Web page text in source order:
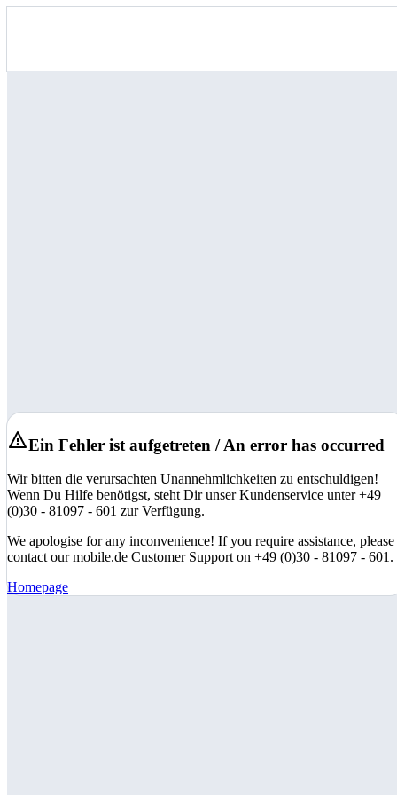
Ein Fehler ist aufgetreten / An error has occurred
Wir bitten die verursachten Unannehmlichkeiten zu entschuldigen!
Wenn Du Hilfe benötigst, steht Dir unser Kundenservice unter +49
(0)30 - 81097 - 601 zur Verfügung.
We apologise for any inconvenience! If you require assistance, please
contact our mobile.de Customer Support on +49 (0)30 - 81097 - 601.
Homepage